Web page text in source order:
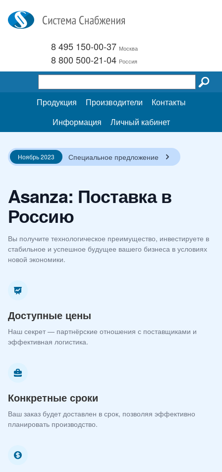
8 495 150-00-37 Москва
8 800 500-21-04 Россия
Продукция Производители
Контакты
Информация
Личный кабинет
Ноябрь 2023 Специальное предложение
Asanza: Поставка в
Россию
Вы получите технологическое преимущество, инвестируете в
стабильное и успешное будущее вашего бизнеса в условиях
новой экономики.
Доступные цены
Наш секрет — партнёрские отношения с поставщиками и
эффективная логистика.
Конкретные сроки
Ваш заказ будет доставлен в срок, позволяя эффективно
планировать производство.